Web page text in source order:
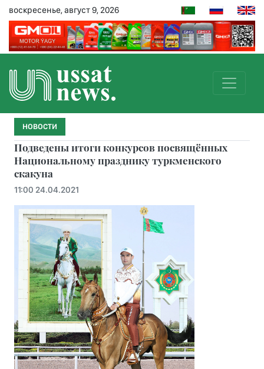
воскресенье, август 9, 2026
НОВОСТИ
Подведены итоги конкурсов посвящённых
Национальному празднику туркменского
скакуна
11:00 24.04.2021